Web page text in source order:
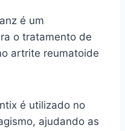
é um
o tratamento de
artrite reumatoide
é utilizado no
ajudando as